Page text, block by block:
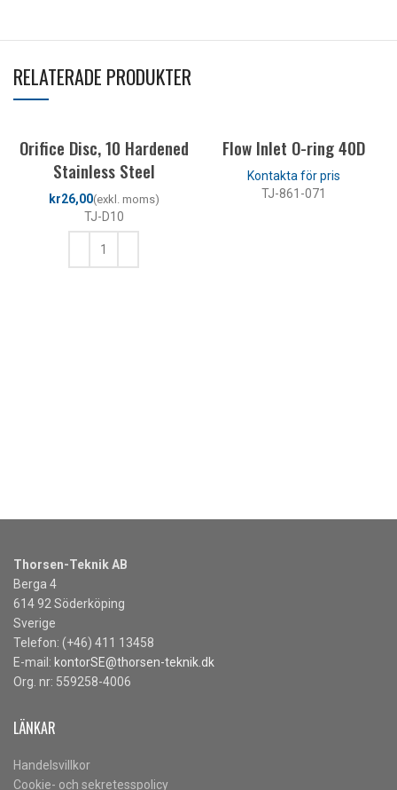
RELATERADE PRODUKTER
Orifice Disc, 10 Hardened
Stainless Steel
kr
TJ-D10
Flow Inlet O-ring 40D
TJ-861-071
Thorsen-Teknik AB
Berga 4
614 92 Söderköping
Sverige
Telefon: (+46) 411 13458
E-mail: kontorSE@thorsen-teknik.dk
Org. nr: 559258-4006
LÄNKAR
Handelsvillkor
Cookie- och sekretesspolicy